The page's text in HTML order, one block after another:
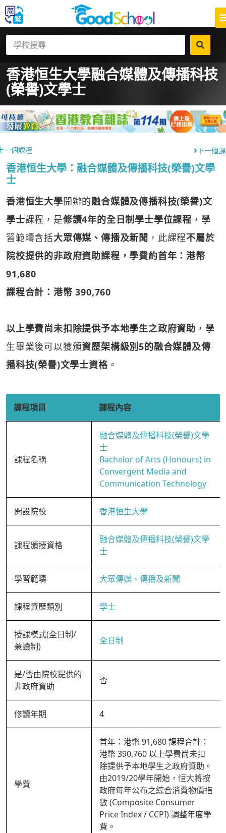
香港恒生大學融合媒體及傳播科技
(榮譽)文學士
一個課程 下一個
香港恒生大學：融合媒體及傳播科技(榮譽)文學
士
香港恒生大學開辦的融合媒體及傳播科技(榮譽)文
學士課程，是修讀4年的全日制學士學位課程 ，學
習範疇含括大眾傳媒、傳播及新聞 ，此課程不屬於
院校提供的非政府資助課程，學費約首年：港幣
91,680
課程合計：港幣 390,760
以上學費尚未扣除提供予本地學生之政府資助 ，學
生畢業後可以獲頒資歷架構級別5的融合媒體及傳
播科技(榮譽)文學士資格。
課程項目 課程內容
課程名稱
融合媒體及傳播科技(榮譽)文學
士
Bachelor of Arts (Honours) in
Convergent Media and
Communication Technology
開設院校 香港恒生大學
課程頒授資格
融合媒體及傳播科技(榮譽)文學
士
學習範疇 大眾傳媒、傳播及新聞
課程資歷類別 學士
授課模式(全日制/
兼讀制)
全日制
是/否由院校提供的
非政府資助
否
修讀年期 4
學費
首年：港幣 91,680 課程合計：
港幣 390,760 以上學費尚未扣
除提供予本地學生之政府資助。
由2019/20學年開始，恒大將按
政府每年公布之綜合消費物價指
數 (Composite Consumer
Price Index / CCPI) 調整年度學
費。